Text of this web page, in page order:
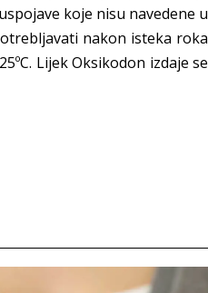
koje nisu navedene u
nakon isteka roka
Lijek Oksikodon izdaje se